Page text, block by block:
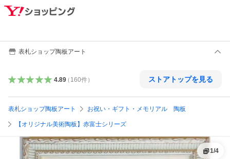
表札ショップ陶板アート
4.89（ 160件） ストアトップを見る
表札ショップ陶板アート お祝い・ギフト・メモリアル 陶板
【オリジナル美術陶板】赤富士シリーズ
1/4